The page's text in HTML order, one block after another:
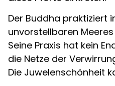
Der Buddha praktiziert
unvorstellbaren
Seine Praxis hat kein
die Netze der
Die Juwelenschönheit